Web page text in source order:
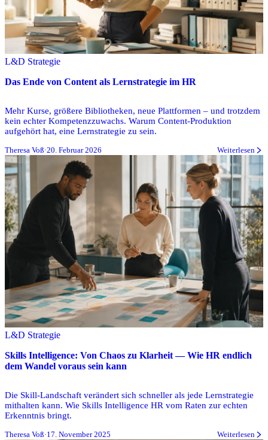
L&D Strategie
Das Ende von Content als Lernstrategie im HR
Mehr Kurse, größere Bibliotheken, neue Plattformen – und trotzdem
kein echter Kompetenzzuwachs. Warum Content-Produktion
aufgehört hat, eine Lernstrategie zu sein.
Theresa Voß·20. Februar 2026 Weiterlesen
L&D Strategie
Skills Intelligence: Von Chaos zu Klarheit — Wie HR endlich
dem Wandel voraus sein kann
Die Skill-Landschaft verändert sich schneller als jede Lernstrategie
mithalten kann. Wie Skills Intelligence HR vom Raten zur echten
Erkenntnis bringt.
Theresa Voß·17. November 2025 Weiterlesen